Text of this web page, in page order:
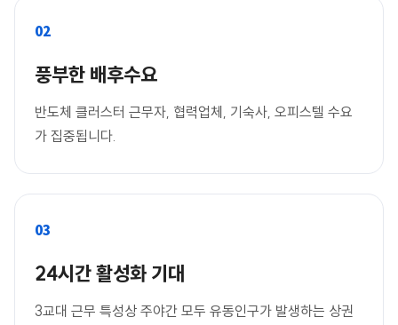
02
풍부한 배후수요
반도체 클러스터 근무자, 협력업체, 기숙사, 오피스텔 수요
가 집중됩니다.
03
24시간 활성화 기대
3교대 근무 특성상 주야간 모두 유동인구가 발생하는 상권